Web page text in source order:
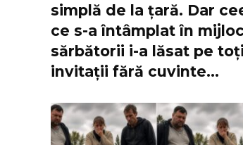
simplă de la țară. Dar
ce s-a întâmplat în
sărbătorii i-a lăsat pe toți
invitații fără cuvinte…